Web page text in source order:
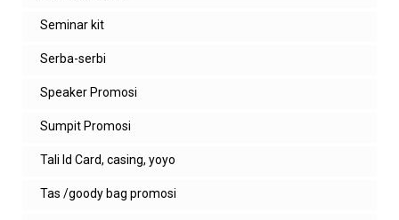
Seminar kit
Serba-serbi
Speaker Promosi
Sumpit Promosi
Tali Id Card, casing, yoyo
Tas /goody bag promosi